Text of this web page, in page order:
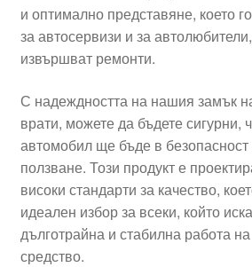
Моята сметка
Плащанията
Политика за поверителност
Правила и условия
Процедура за рекламации
и оптимално представяне, което
за автосервизи и за
извършват ремонти.
С надеждността на нашия замък
врати, можете да бъдете сигурни,
автомобил ще бъде в
ползване. Този продукт е
високи стандарти за качество,
идеален избор за всеки, който
дълготрайна и стабилна работа
средство.